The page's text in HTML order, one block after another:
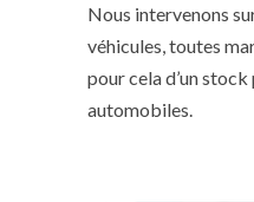
Nous intervenons
véhicules, toutes
pour cela d’un
automobiles.